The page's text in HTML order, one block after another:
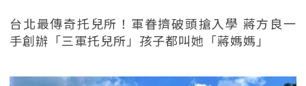
台北最傳奇托兒所！軍眷擠破頭搶入學 蔣方良一
手創辦「三軍托兒所」孩子都叫她「蔣媽媽」